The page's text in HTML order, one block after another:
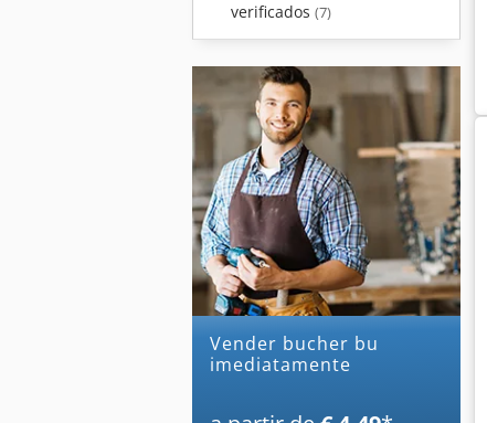
verificados (7)
Vender bucher bu
imediatamente